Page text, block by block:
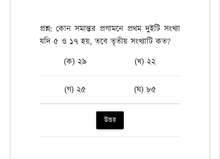
প্রশ্ন: কোন সমান্তর প্রগামনে প্রথম দুইটি সংখ্যা
যদি ৫ ও ১৭ হয়, তবে তৃতীয় সংখ্যাটি কত?
(ক) ২৯
(খ) ২২
(গ) ২৫ (ঘ) ৮৫
উত্তর